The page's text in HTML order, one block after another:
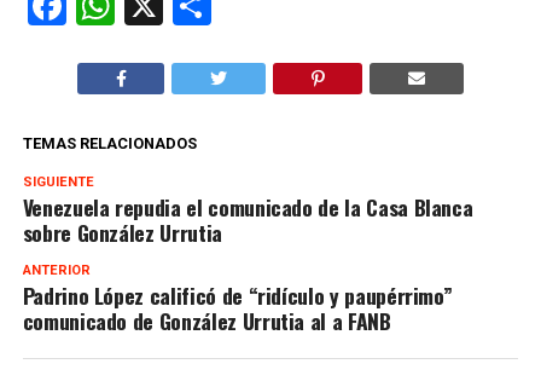
TEMAS RELACIONADOS
SIGUIENTE
Venezuela repudia el comunicado de la Casa Blanca
sobre González Urrutia
ANTERIOR
Padrino López calificó de “ridículo y paupérrimo”
comunicado de González Urrutia al a FANB